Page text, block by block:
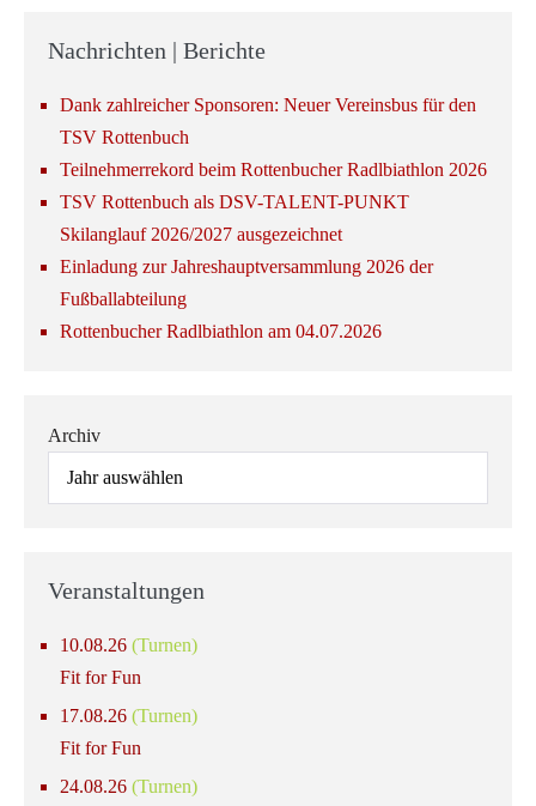
Nachrichten | Berichte
Dank zahlreicher Sponsoren: Neuer Vereinsbus für den
TSV Rottenbuch
Teilnehmerrekord beim Rottenbucher Radlbiathlon 2026
TSV Rottenbuch als DSV-TALENT-PUNKT
Skilanglauf 2026/2027 ausgezeichnet
Einladung zur Jahreshauptversammlung 2026 der
Fußballabteilung
Rottenbucher Radlbiathlon am 04.07.2026
Archiv
Veranstaltungen
10.08.26 (Turnen)
Fit for Fun
17.08.26 (Turnen)
Fit for Fun
24.08.26 (Turnen)